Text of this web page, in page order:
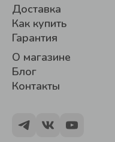
Доставка
Как купить
Гарантия
О магазине
Блог
Контакты